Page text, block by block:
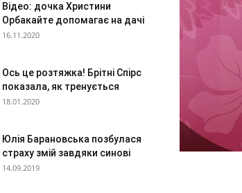
Відео: дочка Христини
Орбакайте допомагає на дачі
16.11.2020
Ось це розтяжка! Брітні Спірс
показала, як тренується
18.01.2020
Юлія Барановська позбулася
страху змій завдяки синові
14.09.2019